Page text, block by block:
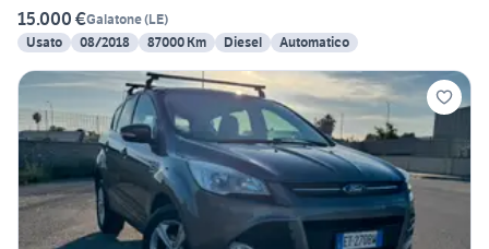
15.000 €Galatone(LE)
Usato
08/2018 87000 Km Diesel Automatico